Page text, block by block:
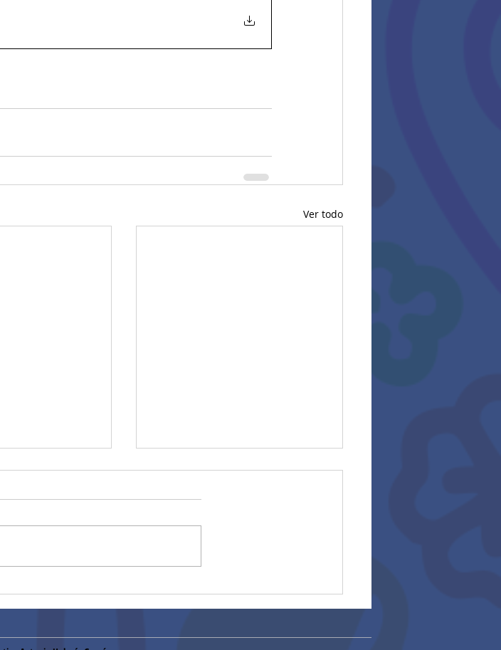
Ver todo
de cámaras,
contable 2026 (27/01/2026)